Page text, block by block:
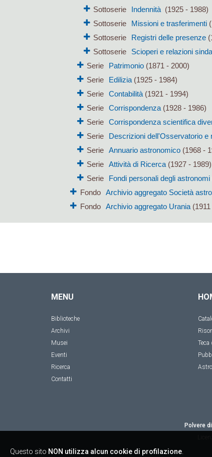
Sottoserie
Indennità (1925 - 1988)
Sottoserie
Missioni e trasferimenti
Sottoserie
Registri delle presenze
Sottoserie
Scioperi e relazioni
Serie
Patrimonio(1871 - 2000)
Serie
Edilizia(1925 - 1984)
Serie Contabilità(1921 - 1994)
Serie Corrispondenza(1928 - 1986)
Serie Corrispondenza scientifica
Serie
Descrizioni dell'Osservatorio e
Serie Annuario astronomico(1968 -
Serie Attività di Ricerca(1927 - 1989)
Serie
Fondi personali degli astronomi
Fondo
Archivio aggregato Società
Fondo
Archivio aggregato Urania(1911
MENU
Biblioteche
Archivi
Musei
Eventi
Ricerca
Contatti
Teca
Polvere
Questo sito NON utilizza alcun cookie di profilazione